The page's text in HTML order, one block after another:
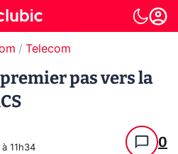
Telecom
pas vers la
11h34 0